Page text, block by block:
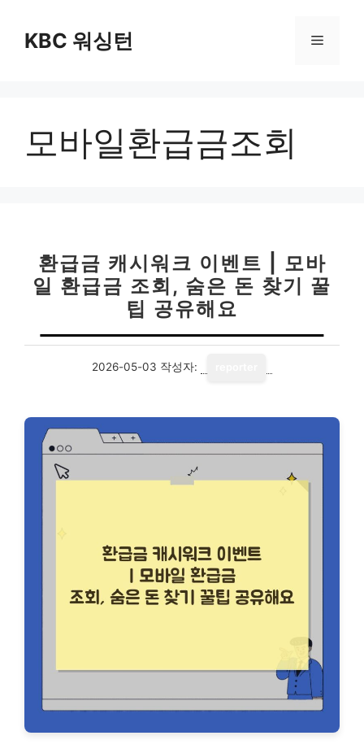
KBC 워싱턴 메
모바일환급금조회
환급금 캐시워크 이벤트 | 모바
일 환급금 조회, 숨은 돈 찾기 꿀
팁 공유해요
2026-05-03 작성자: